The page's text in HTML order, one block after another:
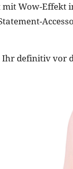
Wow-Effekt
Ihr definitiv vor